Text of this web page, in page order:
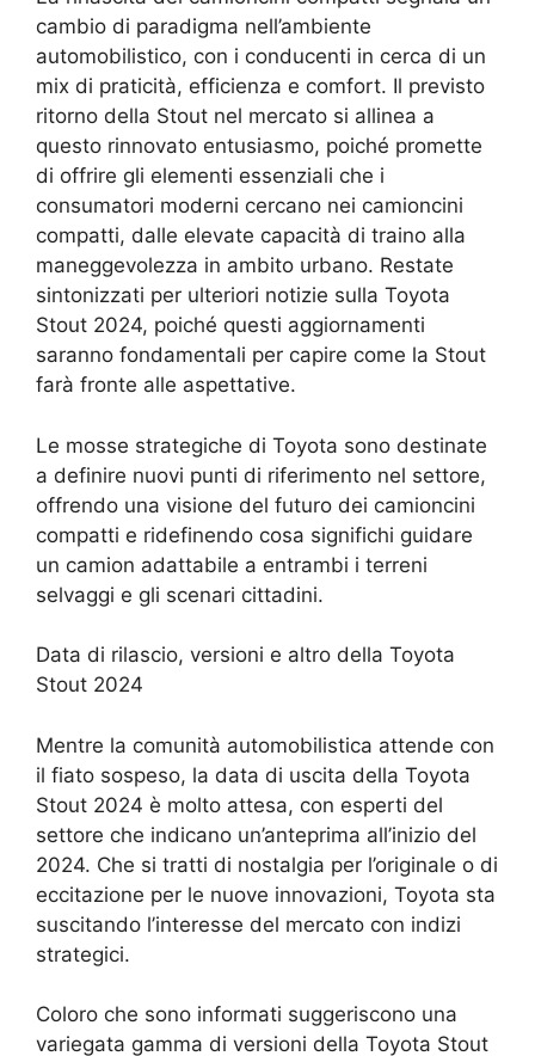
cambio di paradigma nell’ambiente
automobilistico, con i conducenti in cerca di un
mix di praticità, efficienza e comfort. Il previsto
ritorno della Stout nel mercato si allinea a
questo rinnovato entusiasmo, poiché promette
di offrire gli elementi essenziali che i
consumatori moderni cercano nei camioncini
compatti, dalle elevate capacità di traino alla
maneggevolezza in ambito urbano. Restate
sintonizzati per ulteriori notizie sulla Toyota
Stout 2024, poiché questi aggiornamenti
saranno fondamentali per capire come la Stout
farà fronte alle aspettative.
Le mosse strategiche di Toyota sono destinate
a definire nuovi punti di riferimento nel settore,
offrendo una visione del futuro dei camioncini
compatti e ridefinendo cosa significhi guidare
un camion adattabile a entrambi i terreni
selvaggi e gli scenari cittadini.
Data di rilascio, versioni e altro della Toyota
Stout 2024
Mentre la comunità automobilistica attende con
il fiato sospeso, la data di uscita della Toyota
Stout 2024 è molto attesa, con esperti del
settore che indicano un’anteprima all’inizio del
2024. Che si tratti di nostalgia per l’originale o di
eccitazione per le nuove innovazioni, Toyota sta
suscitando l’interesse del mercato con indizi
strategici.
Coloro che sono informati suggeriscono una
variegata gamma di versioni della Toyota Stout